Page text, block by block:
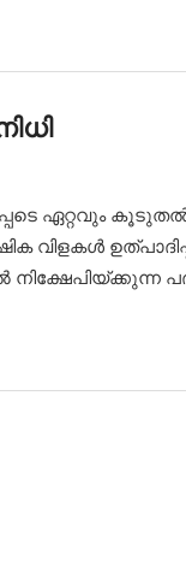
ഏറ്റവും കൂടുതൽ
വിളകൾ